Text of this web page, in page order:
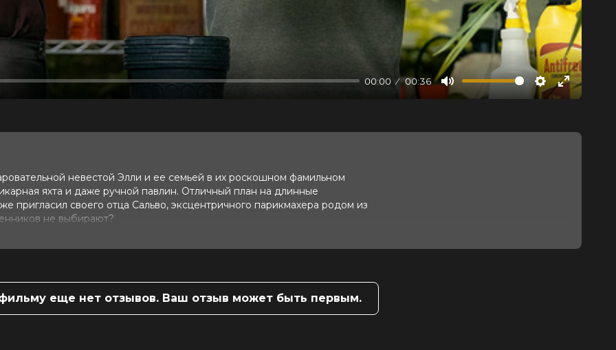
00:00 00:36
Mute Settings
Enter
невестой Элли и ее семьей в их роскошном фамильном
яхта и даже ручной павлин. Отличный план на длинные
пригласил своего отца Сальво, эксцентричного парикмахера родом из
не выбирают?
10 (19 000 голосов)
Ниро, Лесли Бибб, Андерс Холм,
еще нет отзывов. Ваш отзыв может быть первым.